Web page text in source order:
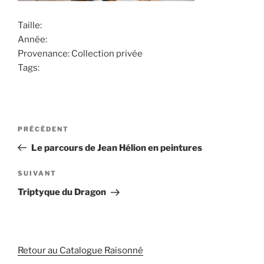
Taille:
Année:
Provenance: Collection privée
Tags:
Navigation
l’article
Article
précédent
PRÉCÉDENT
Le parcours de Jean Hélion en peintures
Article
suivant
SUIVANT
Triptyque du Dragon
Retour au Catalogue Raisonné